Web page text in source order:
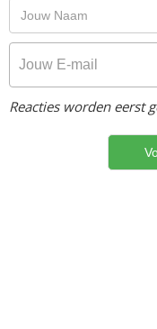
Reacties worden eerst